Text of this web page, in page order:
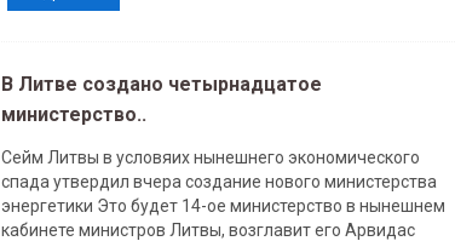
В Литве создано четырнадцатое
министерство..
Сейм Литвы в условяих нынешнего экономического
спада утвердил вчера создание нового министерства
энергетики Это будет 14-ое министерство в нынешнем
кабинете министров Литвы, возглавит его Арвидас